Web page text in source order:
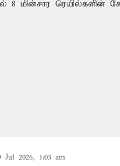
Jul 2026, 1:03 am